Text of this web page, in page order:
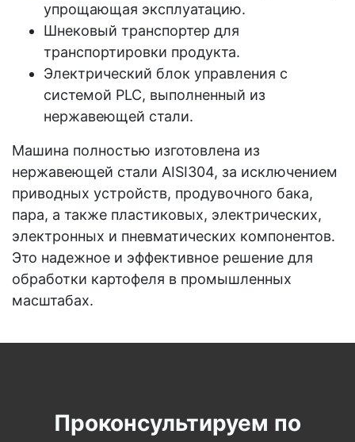
упрощающая эксплуатацию.
Шнековый транспортер для
транспортировки продукта.
Электрический блок управления с
системой PLC, выполненный из
нержавеющей стали.
Машина полностью изготовлена из
нержавеющей стали AISI304, за исключением
приводных устройств, продувочного бака,
пара, а также пластиковых, электрических,
электронных и пневматических компонентов.
Это надежное и эффективное решение для
обработки картофеля в промышленных
масштабах.
Проконсультируем по